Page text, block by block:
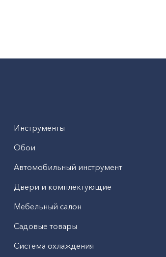
Инструменты
Обои
Автомобильный инструмент
Двери и комплектующие
Мебельный салон
Садовые товары
Система охлаждения